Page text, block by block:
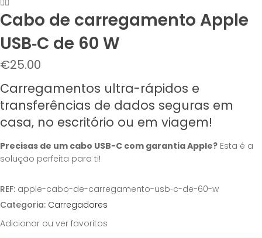
Cabo de carregamento Apple
USB‑C de 60 W
€25.00
Carregamentos ultra-rápidos e
transferências de dados seguras em
casa, no escritório ou em viagem!
Precisas de um cabo USB-C com garantia Apple? Esta é a
solução perfeita para ti!
REF: apple-cabo-de-carregamento-usb‑c-de-60-w
Categoria: Carregadores
Adicionar ou ver favoritos